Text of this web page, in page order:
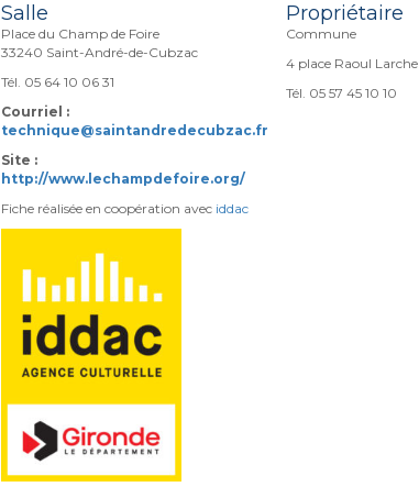
Salle
Place du Champ de Foire
33240 Saint-André-de-Cubzac
Tél. 05 64 10 06 31
Courriel :
technique@saintandredecubzac.fr
Site :
http://www.lechampdefoire.org/
Fiche réalisée en coopération avec iddac
Propriétaire
Commune
4 place Raoul Larche
Tél. 05 57 45 10 10